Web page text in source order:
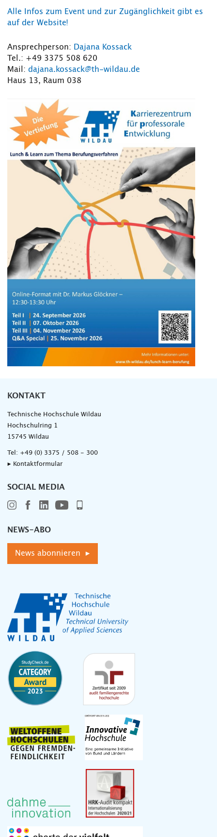
Alle Infos zum Event und zur Zugänglichkeit gibt es
auf der Website!
Ansprechperson: Dajana Kossack
Tel.: +49 3375 508 620
Mail: dajana.kossack@th-wildau.de
Haus 13, Raum 038
KONTAKT
Technische Hochschule Wildau
Hochschulring 1
15745 Wildau
Tel: +49 (0) 3375 / 508 - 300
▸ Kontaktformular
SOCIAL MEDIA
NEWS-ABO
News abonnieren ▸